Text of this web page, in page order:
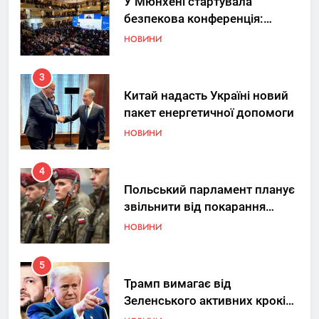
безпекова конференція:
Україна знову у фокусі світу
3
пакет енергетичної допомоги
4
звільнити від покарання
добровольців ЗСУ
5
Зеленського активних кроків
у мирному процесі